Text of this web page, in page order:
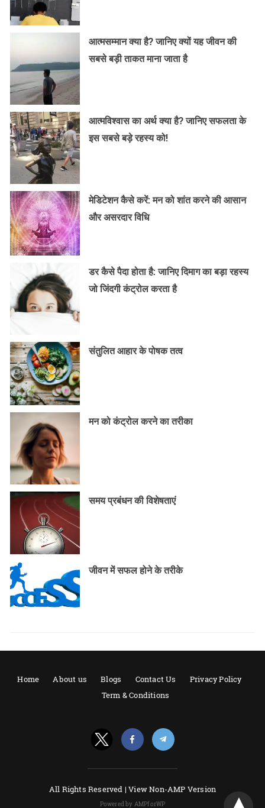
आत्मसम्मान क्या है? जानिए क्यों यह जीवन की
सबसे बड़ी ताकत माना जाता है
आत्मविश्वास का अर्थ क्या है? जानिए सफलता के
इस सबसे बड़े रहस्य को!
मेडिटेशन कैसे करें: मन को शांत करने की आसान
और असरदार विधि
डर कैसे पैदा होता है: जानिए दिमाग का बड़ा रहस्य
जो जिंदगी कंट्रोल करता है
संतुलित आहार के पोषक तत्व
मन को कंट्रोल करने का तरीका
समय प्रबंधन की विशेषताएं
जीवन में सफल होने के तरीके
Home About us Blogs Contact Us
Privacy Policy
Term & Conditions
All Rights Reserved |View Non-AMP Version
Powered by AMPforWP